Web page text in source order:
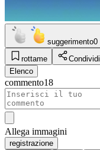
suggerimento0
rottame
Condividi
Elenco
commento18
Allega immagini
registrazione